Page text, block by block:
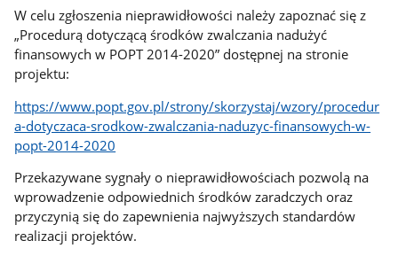
W celu zgłoszenia nieprawidłowości należy zapoznać się z
„Procedurą dotyczącą środków zwalczania nadużyć
finansowych w POPT 2014-2020” dostępnej na stronie
projektu:
https://www.popt.gov.pl/strony/skorzystaj/wzory/procedur
a-dotyczaca-srodkow-zwalczania-naduzyc-finansowych-w-
popt-2014-2020
Przekazywane sygnały o nieprawidłowościach pozwolą na
wprowadzenie odpowiednich środków zaradczych oraz
przyczynią się do zapewnienia najwyższych standardów
realizacji projektów.